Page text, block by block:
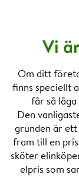
Vi
Om ditt
finns speciellt
får så
Den
grunden är
fram till en
sköter
elpris som